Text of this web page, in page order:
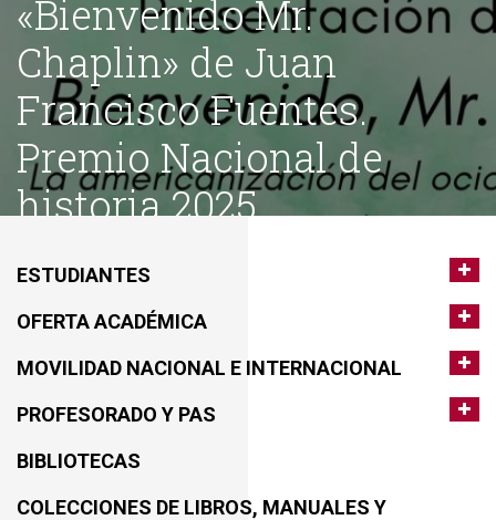
«Bienvenido Mr.
Chaplin» de Juan
Francisco Fuentes.
Premio Nacional de
historia 2025
ESTUDIANTES
OFERTA ACADÉMICA
MOVILIDAD NACIONAL E INTERNACIONAL
PROFESORADO Y PAS
BIBLIOTECAS
COLECCIONES DE LIBROS, MANUALES Y